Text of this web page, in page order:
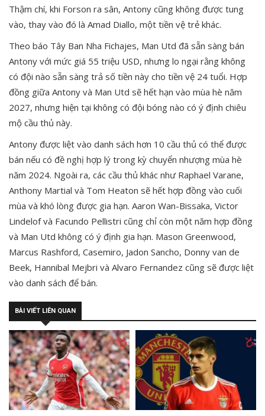
Thậm chí, khi Forson ra sân, Antony cũng không được tung
vào, thay vào đó là Amad Diallo, một tiền vệ trẻ khác.
Theo báo Tây Ban Nha Fichajes, Man Utd đã sẵn sàng bán
Antony với mức giá 55 triệu USD, nhưng lo ngại rằng không
có đội nào sẵn sàng trả số tiền này cho tiền vệ 24 tuổi. Hợp
đồng giữa Antony và Man Utd sẽ hết hạn vào mùa hè năm
2027, nhưng hiện tại không có đội bóng nào có ý định chiêu
mộ cầu thủ này.
Antony được liệt vào danh sách hơn 10 cầu thủ có thể được
bán nếu có đề nghị hợp lý trong kỳ chuyển nhượng mùa hè
năm 2024. Ngoài ra, các cầu thủ khác như Raphael Varane,
Anthony Martial và Tom Heaton sẽ hết hợp đồng vào cuối
mùa và khó lòng được gia hạn. Aaron Wan-Bissaka, Victor
Lindelof và Facundo Pellistri cũng chỉ còn một năm hợp đồng
và Man Utd không có ý định gia hạn. Mason Greenwood,
Marcus Rashford, Casemiro, Jadon Sancho, Donny van de
Beek, Hannibal Mejbri và Alvaro Fernandez cũng sẽ được liệt
vào danh sách để bán.
BÀI VIẾT LIÊN QUAN